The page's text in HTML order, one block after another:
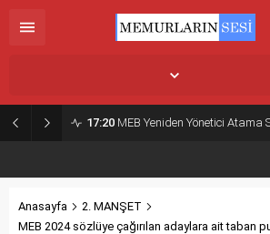
17:20 MEB Yeniden Yönetici Atama
Anasayfa
2. MANŞET
MEB 2024 sözlüye çağırılan adaylara ait taban